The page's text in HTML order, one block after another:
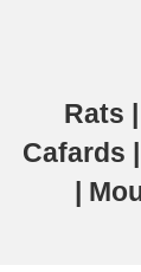
Rats
Cafards
|